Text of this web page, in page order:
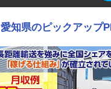
愛知県のピックアップ